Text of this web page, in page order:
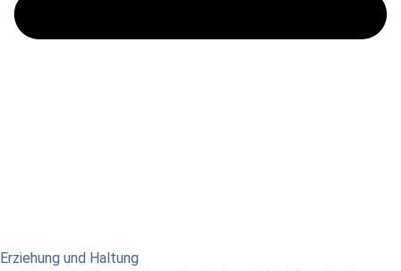
Erziehung und Haltung